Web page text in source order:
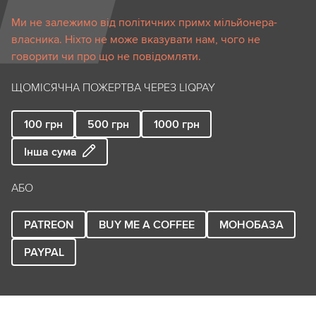
Ми не залежимо від політичних примх мільйонера-
власника. Ніхто не може вказувати нам, чого не
говорити чи про що не повідомляти.
ЩОМІСЯЧНА ПОЖЕРТВА ЧЕРЕЗ LIQPAY
100 грн 500 грн 1000 грн
Інша сума
АБО
PATREON BUY ME A COFFEE
МОНОБАЗА
PAYPAL